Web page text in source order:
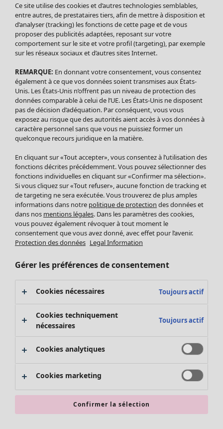
Soldes Vêtements
Tous les vêtements
Robes
Tuniques
Blouses
Tops
Gilets
Pantalon
Jupes
Leggings et collants
Accessoires
Chaussures
Vêtements de bain
Basics
Soldes Mobilier
Bonnes affaires déco
Décoration
Textiles
Tapis
Éponge
Promos SOLDES
Les promos de Gudrun Sjödén
Nouvel arrivage
Bonnes affaires en soldes - jusqu'à -70
Ce site utilise des cookies et d’autres technologies semblables,
entre autres, de prestataires tiers, afin de mettre à disposition et
d’analyser (tracking) les fonctions de cette page et de vous
proposer des publicités adaptées, reposant sur votre
comportement sur le site et votre profil (targeting), par exemple
sur les réseaux sociaux et d’autres sites Internet.
REMARQUE: En donnant votre consentement, vous consentez
également à ce que vos données soient transmises aux États-
Unis. Les États-Unis n’offrent pas un niveau de protection des
données comparable à celui de l’UE. Les États-Unis ne disposent
pas de décision d’adéquation. Par conséquent, vous vous
exposez au risque que des autorités aient accès à vos données à
caractère personnel sans que vous ne puissiez former un
quelconque recours juridique en la matière.
En cliquant sur «Tout accepter», vous consentez à l’utilisation des
fonctions décrites précédemment. Vous pouvez sélectionner des
fonctions individuelles en cliquant sur «Confirmer ma sélection».
Si vous cliquez sur «Tout refuser», aucune fonction de tracking et
de targeting ne sera exécutée. Vous trouverez de plus amples
informations dans notre politique de protection des données et
dans nos mentions légales. Dans les paramètres des cookies,
vous pouvez également révoquer à tout moment le
consentement que vous avez donné, avec effet pour l’avenir.
Protection des données Legal Information
Gérer les préférences de consentement
Cookies nécessaires Toujours actif
Cookies techniquement
nécessaires
Toujours actif
Cookies analytiques
Cookies marketing
Confirmer la sélection